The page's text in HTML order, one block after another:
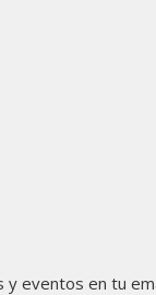
y eventos en tu